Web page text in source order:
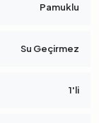
Pamuklu
Su Geçirmez
1'li